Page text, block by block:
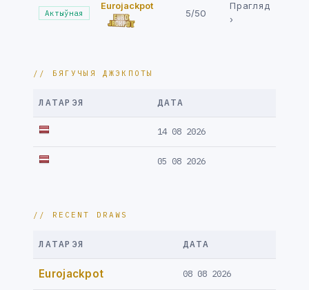
Актыўная
Eurojackpot
5/50
Прагляд
›
// БЯГУЧЫЯ ДЖЭКПОТЫ
ЛАТАРЭЯ ДАТА
14 08 2026
05 08 2026
// RECENT DRAWS
ЛАТАРЭЯ ДАТА
Eurojackpot 08 08 2026